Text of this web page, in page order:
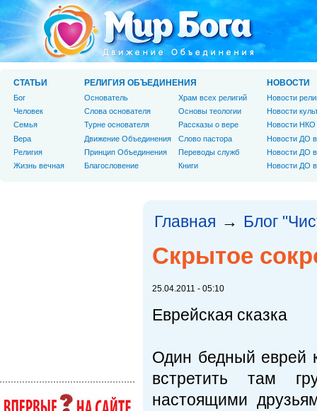
Главная → Блог
Скрытое
25.04.2011 - 05:10
Еврейская сказка
Один бедный еврей
встретить там
настоящими
СТАТЬИ
Бог
Человек
Cемья
Вера
Религия
Жизнь вечная
РЕЛИГИЯ ОБЪЕДИНЕНИЯ
Основатель
Слова основателя
Турне основателя
Движение Объединения
Принцип Объединения
Благословение
Храм всех религий
Основы теологии
Рассказы о вере
Слово пастора
Переводы служб
Книги
НОВОСТИ
Новости
Новости
Новости НКО
Новости ДО
Новости ДО
Новости ДО